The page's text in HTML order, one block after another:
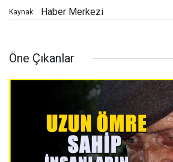
Kaynak: Haber Merkezi
Öne Çıkanlar